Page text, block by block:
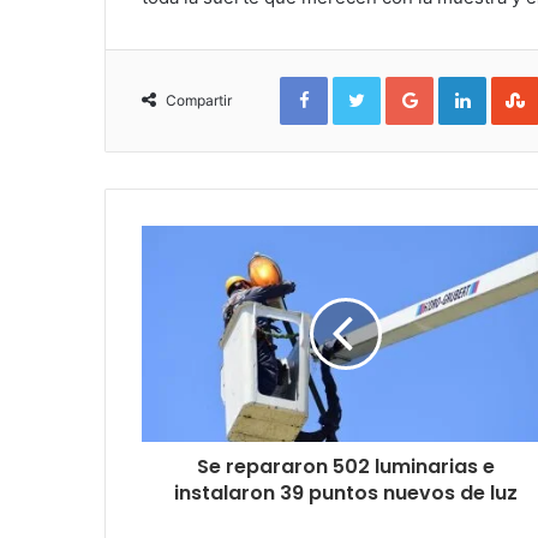
Compartir
FacebookTwitterGoogle+
Se repararon 502 luminarias e
instalaron 39 puntos nuevos de luz